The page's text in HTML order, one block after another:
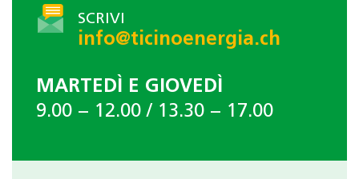
SCRIVI
info@ticinoenergia.ch
MARTEDÌ E GIOVEDÌ
9.00 − 12.00 / 13.30 − 17.00